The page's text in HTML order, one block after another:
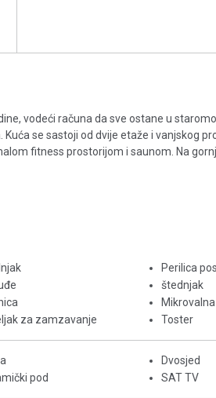
vodeći računa da sve ostane u
se sastoji od dvije etaže i vanjskog
fitness prostorijom i saunom. Na
za zamzavanje
Perilica
štednjak
Toster
pod
Dvosjed
SAT TV